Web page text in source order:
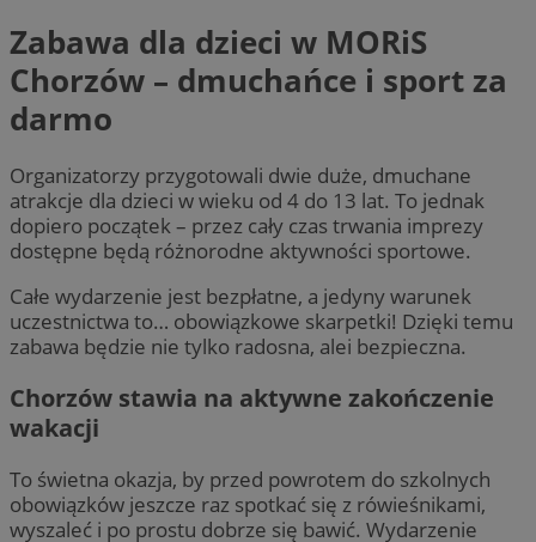
Zabawa dla dzieci w MORiS
Chorzów – dmuchańce i sport za
darmo
Organizatorzy przygotowali dwie duże, dmuchane
atrakcje dla dzieci w wieku od 4 do 13 lat. To jednak
dopiero początek – przez cały czas trwania imprezy
dostępne będą różnorodne aktywności sportowe.
Całe wydarzenie jest bezpłatne, a jedyny warunek
uczestnictwa to… obowiązkowe skarpetki! Dzięki temu
zabawa będzie nie tylko radosna, alei bezpieczna.
Chorzów stawia na aktywne zakończenie
wakacji
To świetna okazja, by przed powrotem do szkolnych
obowiązków jeszcze raz spotkać się z rówieśnikami,
wyszaleć i po prostu dobrze się bawić. Wydarzenie